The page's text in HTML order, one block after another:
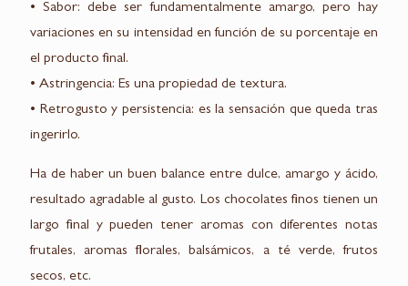
• Sabor: debe ser fundamentalmente amargo, pero hay
variaciones en su intensidad en función de su porcentaje en
el producto final.
• Astringencia: Es una propiedad de textura.
• Retrogusto y persistencia: es la sensación que queda tras
ingerirlo.
Ha de haber un buen balance entre dulce, amargo y ácido,
resultado agradable al gusto. Los chocolates finos tienen un
largo final y pueden tener aromas con diferentes notas
frutales, aromas florales, balsámicos, a té verde, frutos
secos, etc.